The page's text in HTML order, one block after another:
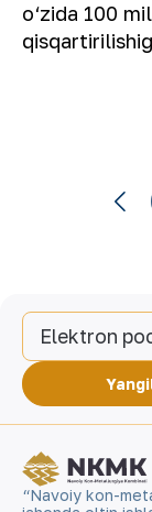
o‘zida 100
Elektron
“Navoiy kon-